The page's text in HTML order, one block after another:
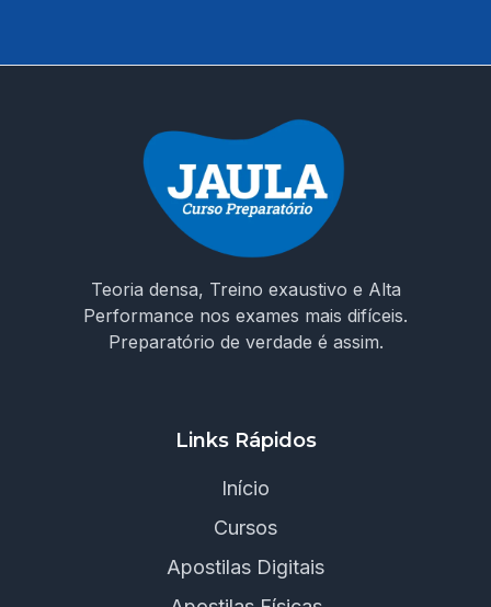
Teoria densa, Treino exaustivo e Alta
Performance nos exames mais difíceis.
Preparatório de verdade é assim.
Links Rápidos
Início
Cursos
Apostilas Digitais